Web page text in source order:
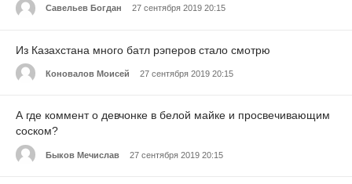
Савельев Богдан 27 сентября 2019 20:15
Из Казахстана много батл рэперов стало смотрю
Коновалов Моисей 27 сентября 2019 20:15
А где коммент о девчонке в белой майке и просвечивающим
соском?
Быков Мечислав 27 сентября 2019 20:15